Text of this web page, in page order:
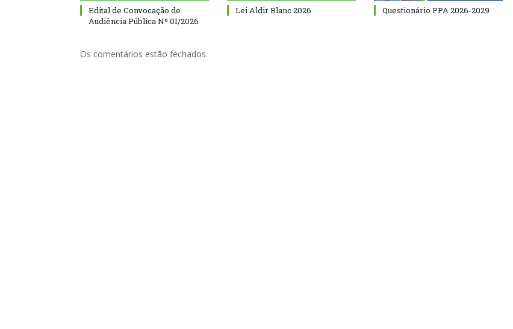
Edital de Convocação de
Audiência Pública Nº 01/2026
Lei Aldir Blanc 2026 Questionário PPA 2026-2029
Os comentários estão fechados.